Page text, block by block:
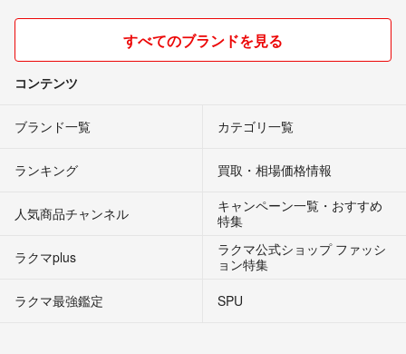
すべてのブランドを見る
コンテンツ
ブランド一覧 カテゴリ一覧
ランキング 買取・相場価格情報
人気商品チャンネル
キャンペーン一覧・おすすめ
特集
ラクマplus
ラクマ公式ショップ ファッシ
ョン特集
ラクマ最強鑑定
SPU